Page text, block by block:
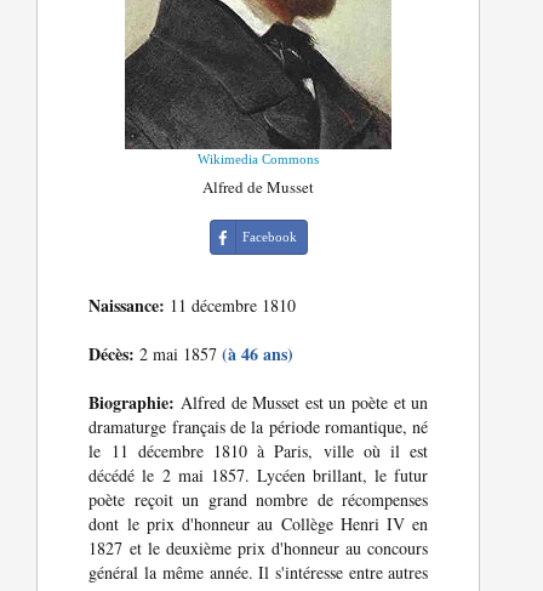
Wikimedia Commons
Alfred de Musset
Facebook
Naissance: 11 décembre 1810
Décès: 2 mai 1857(à 46 ans)
Biographie: Alfred de Musset est un poète et un
dramaturge français de la période romantique, né
le 11 décembre 1810 à Paris, ville où il est
décédé le 2 mai 1857. Lycéen brillant, le futur
poète reçoit un grand nombre de récompenses
dont le prix d'honneur au Collège Henri IV en
1827 et le deuxième prix d'honneur au concours
général la même année. Il s'intéresse entre autres